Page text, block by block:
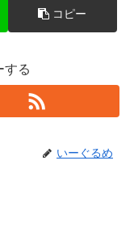
コピー
する
いーぐるめ